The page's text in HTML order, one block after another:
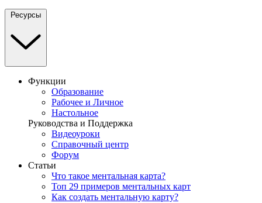
Ресурсы
Функции
Образование
Рабочее и Личное
Настольное
Руководства и Поддержка
Видеоуроки
Справочный центр
Форум
Статьи
Что такое ментальная карта?
Топ 29 примеров ментальных карт
Как создать ментальную карту?